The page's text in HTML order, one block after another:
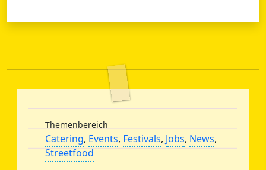
Themenbereich
Catering, Events, Festivals, Jobs, News,
Streetfood